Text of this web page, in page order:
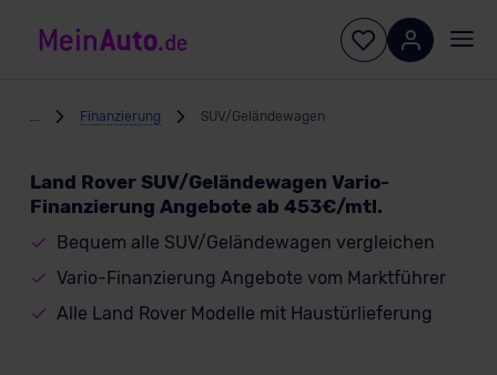
Finanzierung SUV/Geländewagen
Land Rover SUV/Geländewagen Vario-
Finanzierung Angebote ab 453€/mtl.
Bequem alle SUV/Geländewagen vergleichen
Vario-Finanzierung Angebote vom Marktführer
Alle Land Rover Modelle mit Haustürlieferung